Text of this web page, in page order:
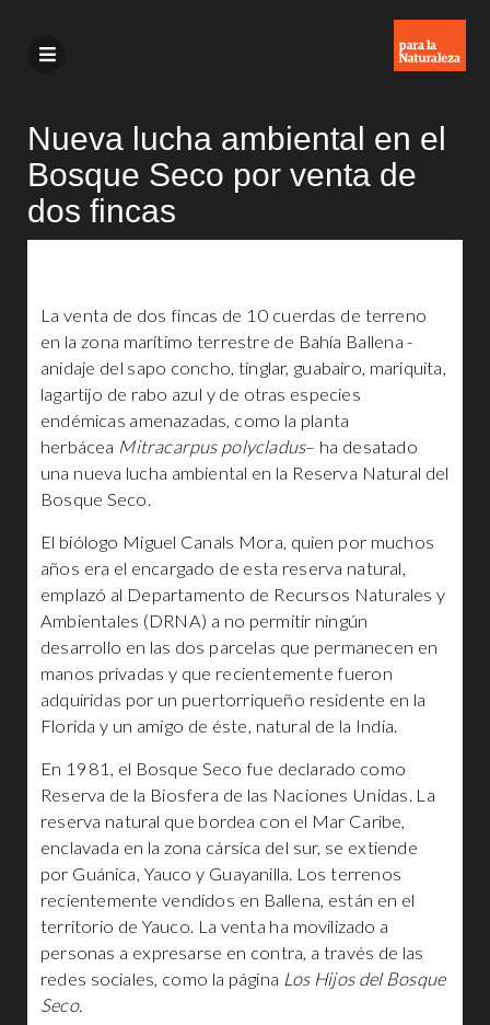
Nueva lucha ambiental en el
Bosque Seco por venta de
dos fincas
La venta de dos fincas de 10 cuerdas de terreno
en la zona marítimo terrestre de Bahía Ballena -
anidaje del sapo concho, tinglar, guabairo, mariquita,
lagartijo de rabo azul y de otras especies
endémicas amenazadas, como la planta
herbácea Mitracarpus polycladus– ha desatado
una nueva lucha ambiental en la Reserva Natural del
Bosque Seco.
El biólogo Miguel Canals Mora, quien por muchos
años era el encargado de esta reserva natural,
emplazó al Departamento de Recursos Naturales y
Ambientales (DRNA) a no permitir ningún
desarrollo en las dos parcelas que permanecen en
manos privadas y que recientemente fueron
adquiridas por un puertorriqueño residente en la
Florida y un amigo de éste, natural de la India.
En 1981, el Bosque Seco fue declarado como
Reserva de la Biosfera de las Naciones Unidas. La
reserva natural que bordea con el Mar Caribe,
enclavada en la zona cársica del sur, se extiende
por Guánica, Yauco y Guayanilla. Los terrenos
recientemente vendidos en Ballena, están en el
territorio de Yauco. La venta ha movilizado a
personas a expresarse en contra, a través de las
redes sociales, como la página Los Hijos del Bosque
Seco.